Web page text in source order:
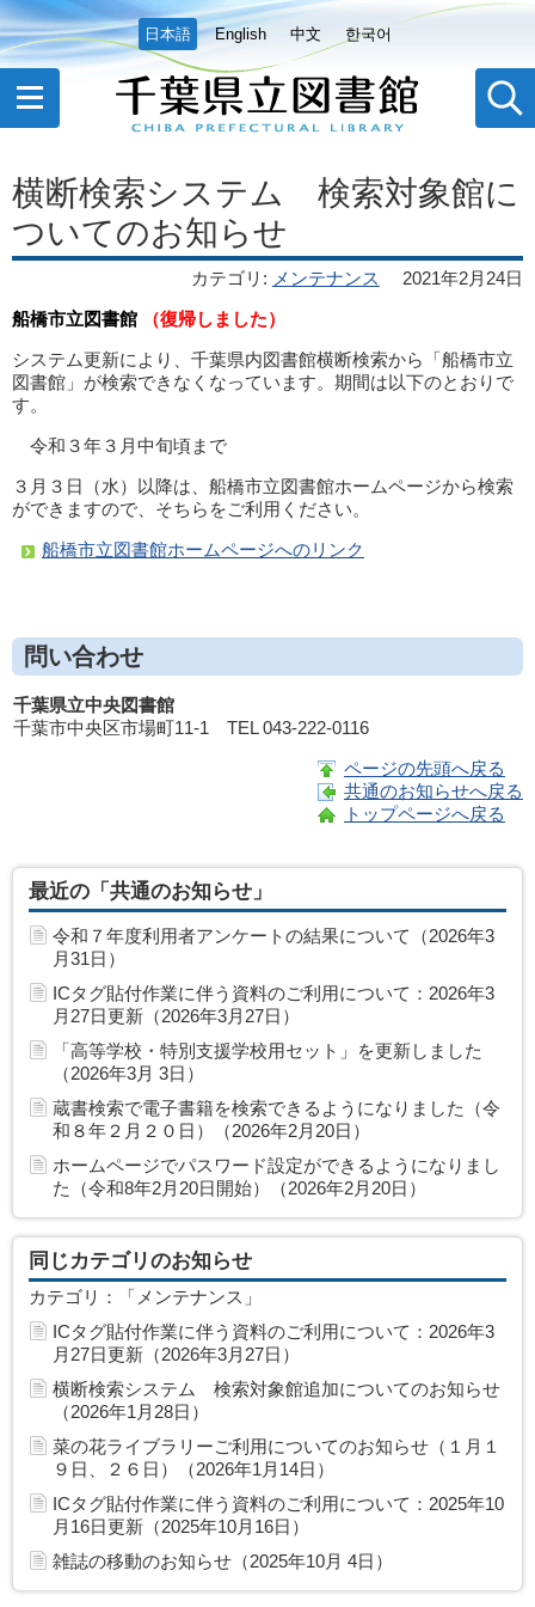
日本語 English 中文 한국어
横断検索システム 検索対象館に
ついてのお知らせ
カテゴリ : メンテナンス
2021年2月24日
船橋市立図書館
（復帰しました）
システム更新により、千葉県内図書館横断検索から「船橋市立
図書館」が検索できなくなっています。期間は以下のとおりで
す。
令和３年３月中旬頃まで
３月３日（水）以降は、船橋市立図書館ホームページから検索
ができますので、そちらをご利用ください。
船橋市立図書館ホームページへのリンク
問い合わせ
千葉県立中央図書館
千葉市中央区市場町11-1 TEL 043-222-0116
ページの先頭へ戻る
共通のお知らせへ戻る
トップページへ戻る
最近の「共通のお知らせ」
令和７年度利用者アンケートの結果について（2026年3
月31日）
ICタグ貼付作業に伴う資料のご利用について：2026年3
月27日更新（2026年3月27日）
「高等学校・特別支援学校用セット」を更新しました
（2026年3月 3日）
蔵書検索で電子書籍を検索できるようになりました（令
和８年２月２０日）（2026年2月20日）
ホームページでパスワード設定ができるようになりまし
た（令和8年2月20日開始）（2026年2月20日）
同じカテゴリのお知らせ
カテゴリ：「メンテナンス」
ICタグ貼付作業に伴う資料のご利用について：2026年3
月27日更新（2026年3月27日）
横断検索システム 検索対象館追加についてのお知らせ
（2026年1月28日）
菜の花ライブラリーご利用についてのお知らせ（１月１
９日、２６日）（2026年1月14日）
ICタグ貼付作業に伴う資料のご利用について：2025年10
月16日更新（2025年10月16日）
雑誌の移動のお知らせ（2025年10月 4日）